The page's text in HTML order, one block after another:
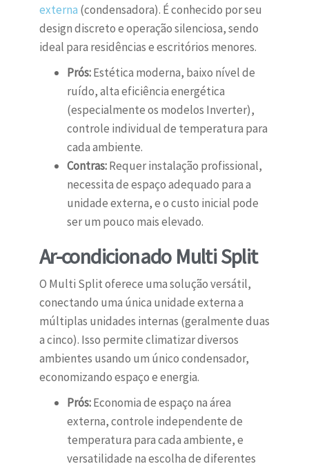
externa (condensadora). É conhecido por seu
design discreto e operação silenciosa, sendo
ideal para residências e escritórios menores.
Prós:Estética moderna, baixo nível de
ruído, alta eficiência energética
(especialmente os modelos Inverter),
controle individual de temperatura para
cada ambiente.
Contras:Requer instalação profissional,
necessita de espaço adequado para a
unidade externa, e o custo inicial pode
ser um pouco mais elevado.
Ar-condicionado Multi Split
O Multi Split oferece uma solução versátil,
conectando uma única unidade externa a
múltiplas unidades internas (geralmente duas
a cinco). Isso permite climatizar diversos
ambientes usando um único condensador,
economizando espaço e energia.
Prós:Economia de espaço na área
externa, controle independente de
temperatura para cada ambiente, e
versatilidade na escolha de diferentes